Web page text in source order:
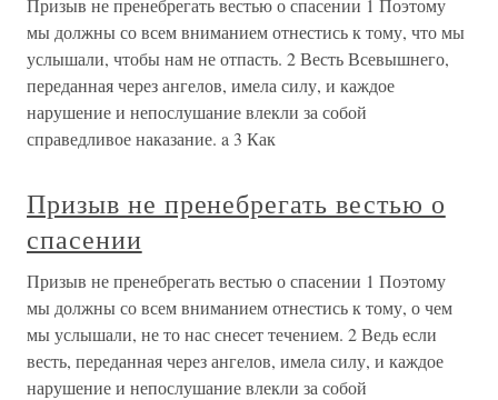
Призыв не пренебрегать вестью о спасении 1 Поэтому
мы должны со всем вниманием отнестись к тому, что мы
услышали, чтобы нам не отпасть. 2 Весть Всевышнего,
переданная через ангелов, имела силу, и каждое
нарушение и непослушание влекли за собой
справедливое наказание. a 3 Как
Призыв не пренебрегать вестью о
спасении
Призыв не пренебрегать вестью о спасении 1 Поэтому
мы должны со всем вниманием отнестись к тому, о чем
мы услышали, не то нас снесет течением. 2 Ведь если
весть, переданная через ангелов, имела силу, и каждое
нарушение и непослушание влекли за собой